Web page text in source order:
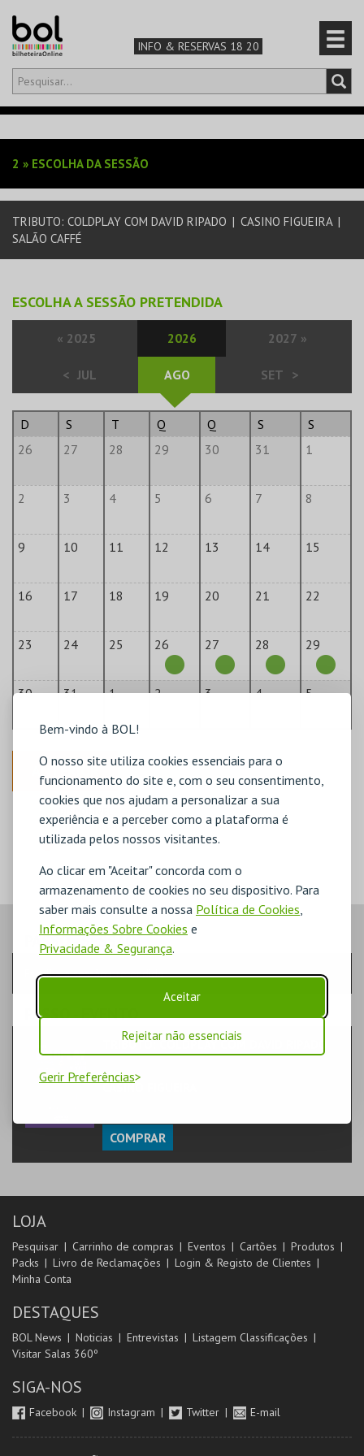
Bem-vindo à BOL!
O nosso site utiliza cookies essenciais para o
funcionamento do site e, com o seu consentimento,
cookies que nos ajudam a personalizar a sua
experiência e a perceber como a plataforma é
utilizada pelos nossos visitantes.
Ao clicar em "Aceitar" concorda com o
armazenamento de cookies no seu dispositivo. Para
saber mais consulte a nossa Política de Cookies,
Informações Sobre Cookies e
Privacidade & Segurança.
Aceitar
Rejeitar não essenciais
Gerir Preferências
INFO & RESERVAS 18 20
Olá,iniciar sessão
TEATRO & ARTE
MÚSICA & FESTIVAIS
DESPORTO & AVENTURA
2 » ESCOLHA DA SESSÃO
TRIBUTO: COLDPLAY COM DAVID RIPADO | CASINO FIGUEIRA |
SALÃO CAFFÉ
ESCOLHA A SESSÃO PRETENDIDA
« 2025 2026 2027 »
< JUL AGO SET >
D S T Q Q S
S
26
27 28 29 30 31 1
2 3 4 5 6 7 8
9 10 11 12 13 14 15
16 17 18 19 20 21 22
23 24 25 26 27 28 29
30 31 1 2 3 4 5
ANTERIOR
DISPONÍVEL
POUCO DISPONÍVEL
ESGOTADO
PASSO- SESSÃO
Escolha a sessão pretendida
PASSO- EVENTO
TRIBUTO: COLDPLAY COM DAVID RIPADO
MÚSICA & FESTIVAIS | MÚSICA
CASINO FIGUEIRA
COMPRAR
LOJA
Pesquisar Carrinho de compras Eventos Cartões
Produtos
Packs
Livro de Reclamações
Login & Registo de Clientes
Minha Conta
DESTAQUES
BOL News Noticias Entrevistas
Listagem Classificações
Visitar Salas 360º
SIGA-NOS
Facebook Instagram Twitter E-mail